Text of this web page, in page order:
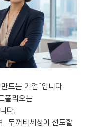
드는 기업”입니다.
폴리오는
다.
두꺼비세상이 선도할